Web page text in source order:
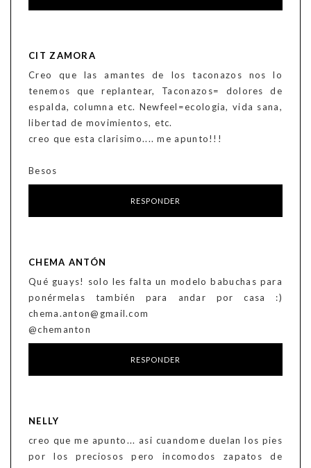
CIT ZAMORA
Creo que las amantes de los taconazos nos lo
tenemos que replantear, Taconazos= dolores de
espalda, columna etc. Newfeel=ecologia, vida sana,
libertad de movimientos, etc.
creo que esta clarisimo.... me apunto!!!
Besos
RESPONDER
CHEMA ANTÓN
Qué guays! solo les falta un modelo babuchas para
ponérmelas también para andar por casa :)
chema.anton@gmail.com
@chemanton
RESPONDER
NELLY
creo que me apunto... asi cuandome duelan los pies
por los preciosos pero incomodos zapatos de